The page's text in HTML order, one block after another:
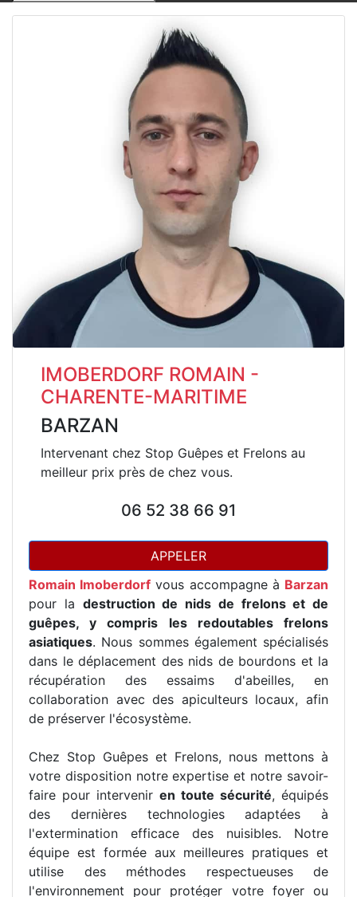
IMOBERDORF ROMAIN -
CHARENTE-MARITIME
BARZAN
Intervenant chez Stop Guêpes et Frelons au
meilleur prix près de chez vous.
06 52 38 66 91
APPELER
Romain Imoberdorf vous accompagne à Barzan
pour la destruction de nids de frelons et de
guêpes, y compris les redoutables frelons
asiatiques. Nous sommes également spécialisés
dans le déplacement des nids de bourdons et la
récupération des essaims d'abeilles, en
collaboration avec des apiculteurs locaux, afin
de préserver l'écosystème.
Chez Stop Guêpes et Frelons, nous mettons à
votre disposition notre expertise et notre savoir-
faire pour intervenir en toute sécurité, équipés
des dernières technologies adaptées à
l'extermination efficace des nuisibles. Notre
équipe est formée aux meilleures pratiques et
utilise des méthodes respectueuses de
l'environnement pour protéger votre foyer ou